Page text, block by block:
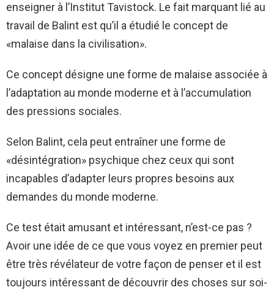
enseigner à l’Institut Tavistock. Le fait marquant lié au
travail de Balint est qu’il a étudié le concept de
«malaise dans la civilisation».
Ce concept désigne une forme de malaise associée à
l’adaptation au monde moderne et à l’accumulation
des pressions sociales.
Selon Balint, cela peut entraîner une forme de
«désintégration» psychique chez ceux qui sont
incapables d’adapter leurs propres besoins aux
demandes du monde moderne.
Ce test était amusant et intéressant, n’est-ce pas ?
Avoir une idée de ce que vous voyez en premier peut
être très révélateur de votre façon de penser et il est
toujours intéressant de découvrir des choses sur soi-